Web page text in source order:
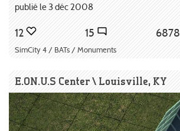
publié le 3 déc 2008
12 15 6878
SimCity 4 / BATs / Monuments
E.ON.U.S Center \ Louisville, KY